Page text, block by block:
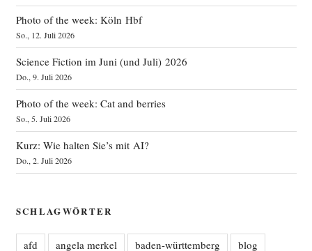
Photo of the week: Köln Hbf
So., 12. Juli 2026
Science Fiction im Juni (und Juli) 2026
Do., 9. Juli 2026
Photo of the week: Cat and berries
So., 5. Juli 2026
Kurz: Wie halten Sie’s mit AI?
Do., 2. Juli 2026
SCHLAGWÖRTER
afd angela merkel baden-württemberg blog